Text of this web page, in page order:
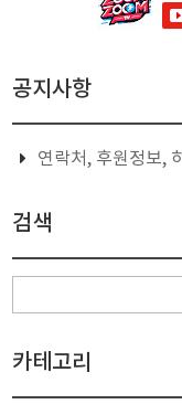
공지사항
연락처, 후원정보,
검색
카테고리